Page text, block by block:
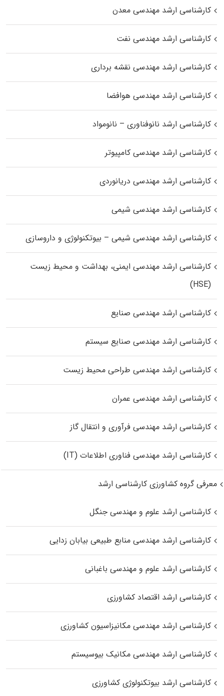
کارشناسی ارشد مهندسی معدن
کارشناسی ارشد مهندسی نفت
کارشناسی ارشد مهندسی نقشه برداری
کارشناسی ارشد مهندسی هوافضا
کارشناسی ارشد نانوفناوری – نانومواد
کارشناسی ارشد مهندسی کامپیوتر
کارشناسی ارشد مهندسی دریانوردی
کارشناسی ارشد مهندسی شیمی
کارشناسی ارشد مهندسی شیمی – بیوتکنولوژی و داروسازی
کارشناسی ارشد مهندسی ایمنی، بهداشت و محیط زیست
(HSE)
کارشناسی ارشد مهندسی صنایع
کارشناسی ارشد مهندسی صنایع سیستم
کارشناسی ارشد مهندسی طراحی محیط زیست
کارشناسی ارشد مهندسی عمران
کارشناسی ارشد مهندسی فرآوری و انتقال گاز
کارشناسی ارشد مهندسی فناوری اطلاعات (IT)
معرفی گروه کشاورزی کارشناسی ارشد
کارشناسی ارشد علوم و مهندسی جنگل
کارشناسی ارشد مهندسی منابع طبیعی بیابان زدایی
کارشناسی ارشد علوم و مهندسی باغبانی
کارشناسی ارشد اقتصاد کشاورزی
کارشناسی ارشد مهندسی مکانیزاسیون کشاورزی
کارشناسی ارشد مهندسی مکانیک بیوسیستم
کارشناسی ارشد بیوتکنولوژی کشاورزی